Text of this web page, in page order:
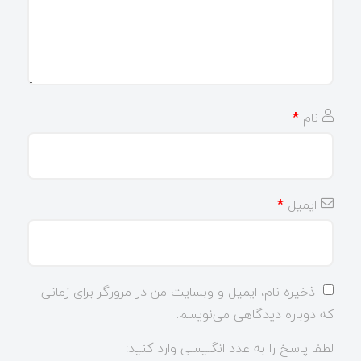
نام *
ایمیل *
ذخیره نام، ایمیل و وبسایت من در مرورگر برای زمانی
که دوباره دیدگاهی می‌نویسم.
لطفا پاسخ را به عدد انگلیسی وارد کنید: